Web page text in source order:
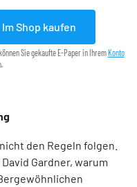
Im Shop kaufen
Sie gekaufte E-Paper in IhremKonto
den Regeln folgen.
Gardner, warum